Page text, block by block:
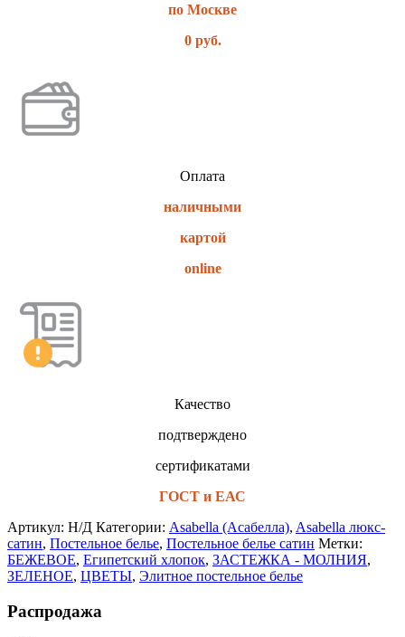
по Москве
0 руб.
Оплата
наличными
картой
online
Качество
подтверждено
сертификатами
ГОСТ и ЕАС
Артикул: Н/Д Категории: Asabella (Асабелла), Asabella люкс-
сатин, Постельное белье, Постельное белье сатин Метки:
БЕЖЕВОЕ, Египетский хлопок, ЗАСТЕЖКА - МОЛНИЯ,
ЗЕЛЕНОЕ, ЦВЕТЫ, Элитное постельное белье
Распродажа